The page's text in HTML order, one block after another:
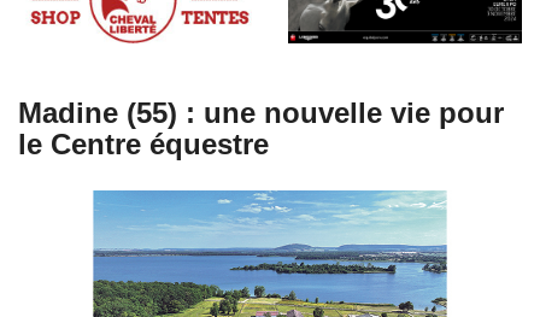
Madine (55) : une nouvelle vie pour
le Centre équestre